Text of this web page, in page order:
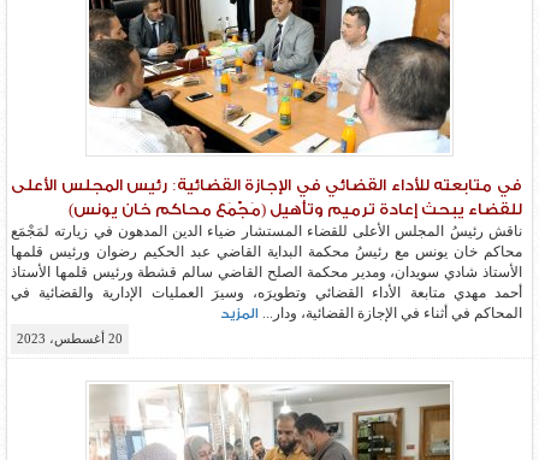
في متابعته للأداء القضائي في الإجازة القضائية: رئيس المجلس الأعلى
للقضاء يبحث إعادة ترميم وتأهيل (مَجْمَع محاكم خان يونس)
ناقش رئيسُ المجلس الأعلى للقضاء المستشار ضياء الدين المدهون في زيارته لمَجْمَع
محاكم خان يونس مع رئيسُ محكمة البداية القاضي عبد الحكيم رضوان ورئيس قلمها
الأستاذ شادي سويدان، ومدير محكمة الصلح القاضي سالم قشطة ورئيس قلمها الأستاذ
أحمد مهدي متابعة الأداء القضائي وتطويرَه، وسيرَ العمليات الإدارية والقضائية في
المحاكم في أثناء في الإجازة القضائية، ودار...
المزيد
20 أغسطس، 2023